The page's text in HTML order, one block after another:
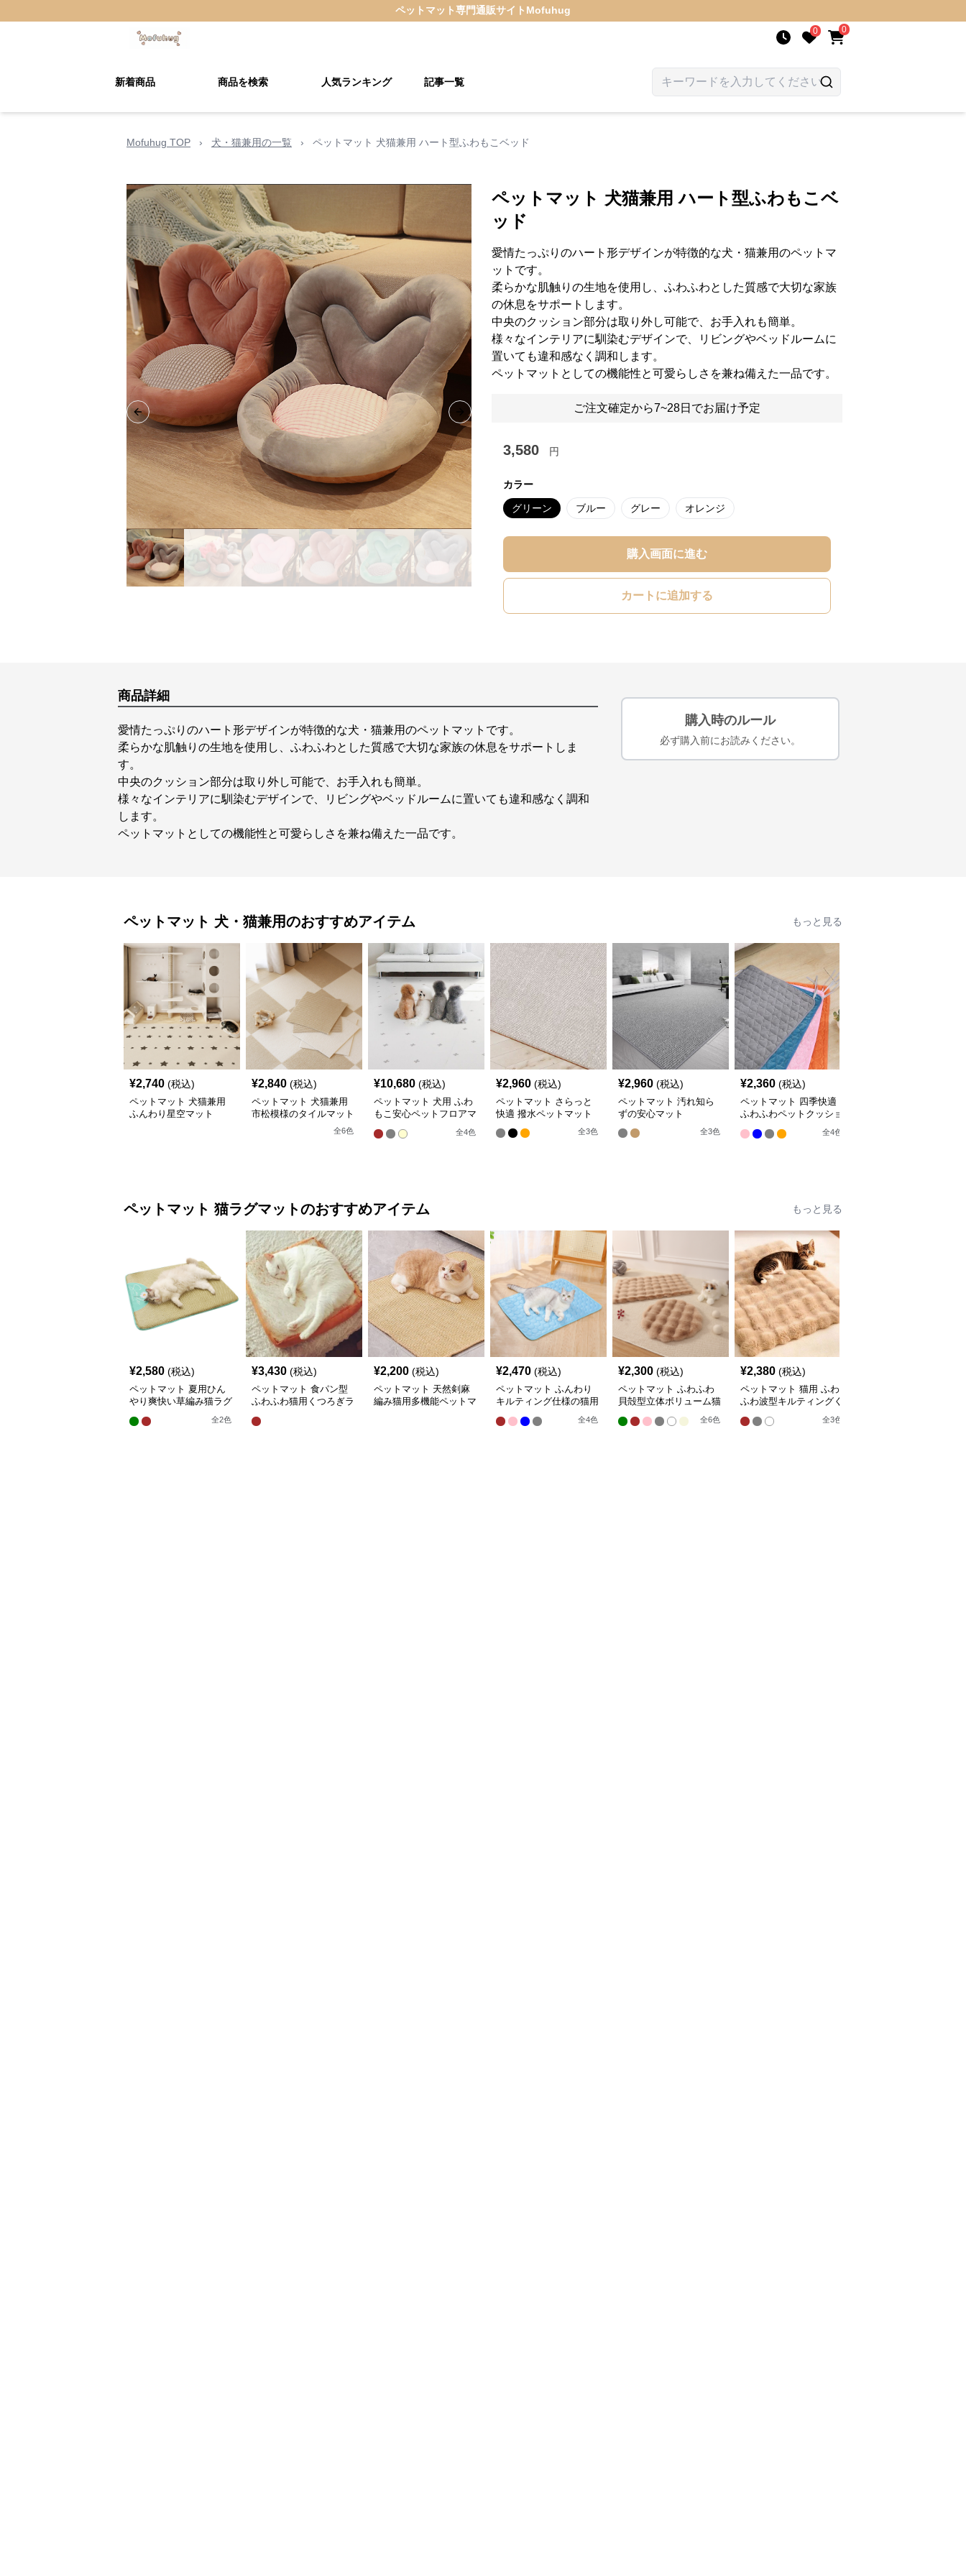
ペットマット専門通販サイト Mofuhug
0 0
新着商品 商品を検索 人気ランキング 記事一覧
Mofuhug TOP › 犬・猫兼用の一覧 › ペットマット 犬猫兼用 ハート型ふわもこベッド
Previous slide Next slide
ペットマット 犬猫兼用 ハート型ふわもこベ
ッド
愛情たっぷりのハート形デザインが特徴的な犬・猫兼用のペットマ
ットです。
柔らかな肌触りの生地を使用し、ふわふわとした質感で大切な家族
の休息をサポートします。
中央のクッション部分は取り外し可能で、お手入れも簡単。
様々なインテリアに馴染むデザインで、リビングやベッドルームに
置いても違和感なく調和します。
ペットマットとしての機能性と可愛らしさを兼ね備えた一品です。
ご注文確定から7~28日でお届け予定
3,580 円
カラー
グリーン ブルー グレー オレンジ
購入画面に進む
カートに追加する
商品詳細
愛情たっぷりのハート形デザインが特徴的な犬・猫兼用のペットマットです。
柔らかな肌触りの生地を使用し、ふわふわとした質感で大切な家族の休息をサポートしま
す。
中央のクッション部分は取り外し可能で、お手入れも簡単。
様々なインテリアに馴染むデザインで、リビングやベッドルームに置いても違和感なく調和
します。
ペットマットとしての機能性と可愛らしさを兼ね備えた一品です。
購入時のルール
必ず購入前にお読みください。
ペットマット 犬・猫兼用のおすすめアイテム もっと見る
¥2,740 (税込)
ペットマット 犬猫兼用
ふんわり星空マット
¥2,840 (税込)
ペットマット 犬猫兼用
市松模様のタイルマット
全6色
¥10,680 (税込)
ペットマット 犬用 ふわ
もこ安心ペットフロアマ
全4色
¥2,960 (税込)
ペットマット さらっと
快適 撥水ペットマット
全3色
¥2,960 (税込)
ペットマット 汚れ知ら
ずの安心マット
全3色
¥2,360 (税込)
ペットマット 四季快適
ふわふわペットクッショ
全4色
ペットマット 猫ラグマットのおすすめアイテム もっと見る
¥2,580 (税込)
ペットマット 夏用ひん
やり爽快い草編み猫ラグ
全2色
¥3,430 (税込)
ペットマット 食パン型
ふわふわ猫用くつろぎラ
¥2,200 (税込)
ペットマット 天然剣麻
編み猫用多機能ペットマ
¥2,470 (税込)
ペットマット ふんわり
キルティング仕様の猫用
全4色
¥2,300 (税込)
ペットマット ふわふわ
貝殻型立体ボリューム猫
全6色
¥2,380 (税込)
ペットマット 猫用 ふわ
ふわ波型キルティングく
全3色